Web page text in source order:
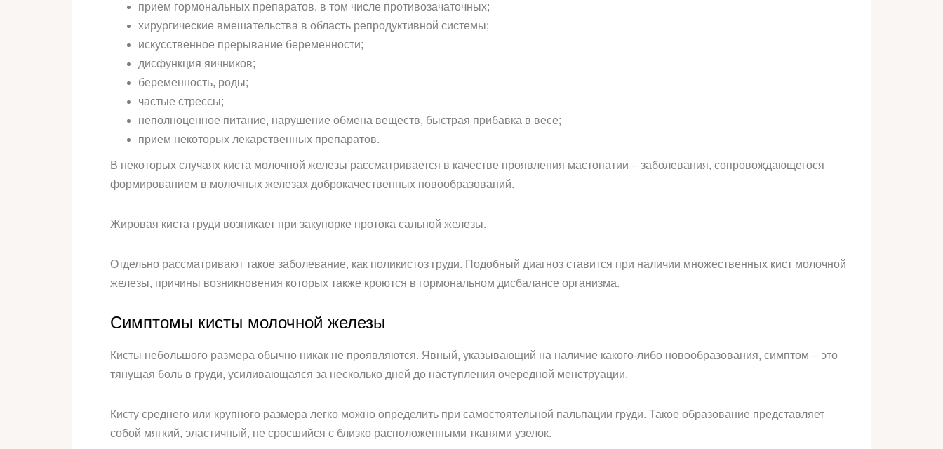
прием гормональных препаратов, в том числе противозачаточных;
хирургические вмешательства в область репродуктивной системы;
искусственное прерывание беременности;
дисфункция яичников;
беременность, роды;
частые стрессы;
неполноценное питание, нарушение обмена веществ, быстрая прибавка в весе;
прием некоторых лекарственных препаратов.
В некоторых случаях киста молочной железы рассматривается в качестве проявления мастопатии – заболевания, сопровождающегося
формированием в молочных железах доброкачественных новообразований.
Жировая киста груди возникает при закупорке протока сальной железы.
Отдельно рассматривают такое заболевание, как поликистоз груди. Подобный диагноз ставится при наличии множественных кист молочной
железы, причины возникновения которых также кроются в гормональном дисбалансе организма.
Симптомы кисты молочной железы
Кисты небольшого размера обычно никак не проявляются. Явный, указывающий на наличие какого-либо новообразования, симптом – это
тянущая боль в груди, усиливающаяся за несколько дней до наступления очередной менструации.
Кисту среднего или крупного размера легко можно определить при самостоятельной пальпации груди. Такое образование представляет
собой мягкий, эластичный, не сросшийся с близко расположенными тканями узелок.